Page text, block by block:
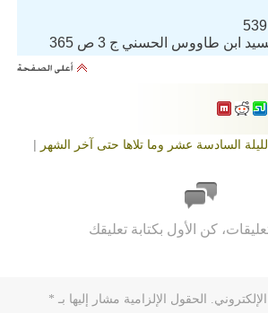
ابن طاووس الحسني ج 3 ص 365
السادسة عشر وما تلاها حتى آخر الشهر |
كن الأول بكتابة تعليقك
الحقول الإلزامية مشار إليها بـ *